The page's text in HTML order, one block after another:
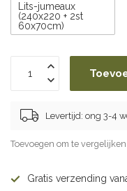
Lits-jumeaux
(240x220 + 2st
60x70cm)
Levertijd: ong 3-4
Toevoegen om te vergelijken
Gratis verzending